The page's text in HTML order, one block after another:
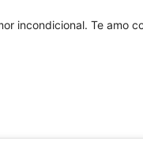
incondicional. Te amo